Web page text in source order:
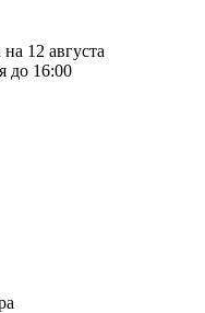
12 августа
до 16:00